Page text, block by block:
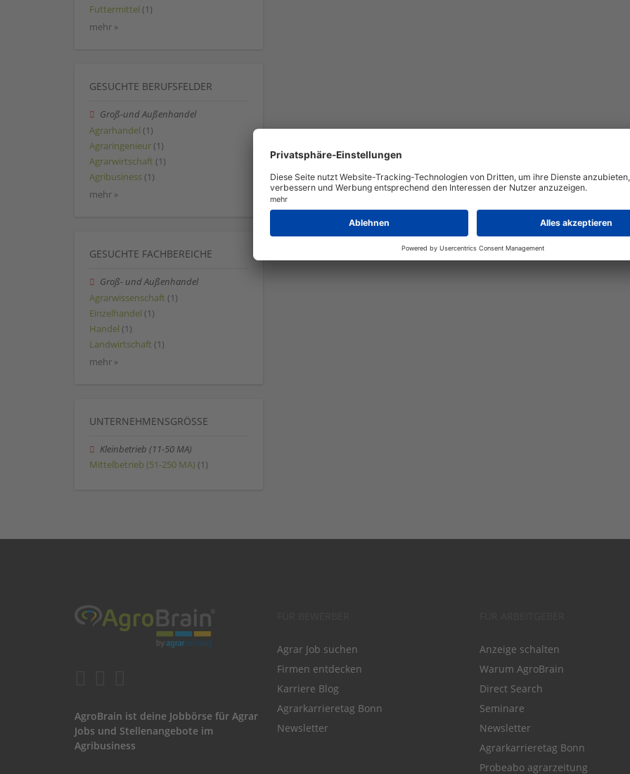
Futtermittel (1)
mehr »
GESUCHTE BERUFSFELDER
Groß-und Außenhandel
Agrarhandel (1)
Agraringenieur (1)
Agrarwirtschaft (1)
Agribusiness (1)
mehr »
GESUCHTE FACHBEREICHE
Groß- und Außenhandel
Agrarwissenschaft (1)
Einzelhandel (1)
Handel (1)
Landwirtschaft (1)
mehr »
UNTERNEHMENSGRÖSSE
Kleinbetrieb (11-50 MA)
Mittelbetrieb (51-250 MA) (1)
AgroBrain ist deine Jobbörse für Agrar
Jobs und Stellenangebote im
Agribusiness
Agrar Job suchen
Firmen entdecken
Karriere Blog
Agrarkarrieretag Bonn
Newsletter
Anzeige schalten
Warum AgroBrain
Direct Search
Seminare
Newsletter
Agrarkarrieretag Bonn
Probeabo agrarzeitung